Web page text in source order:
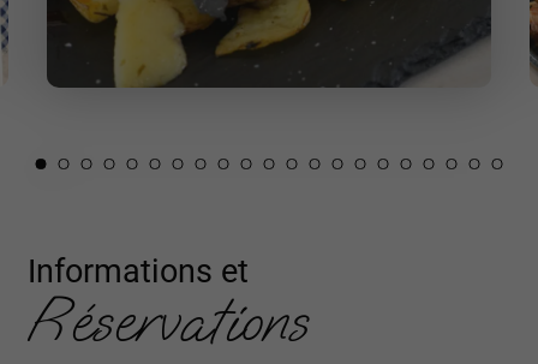
Informations et
Réservations